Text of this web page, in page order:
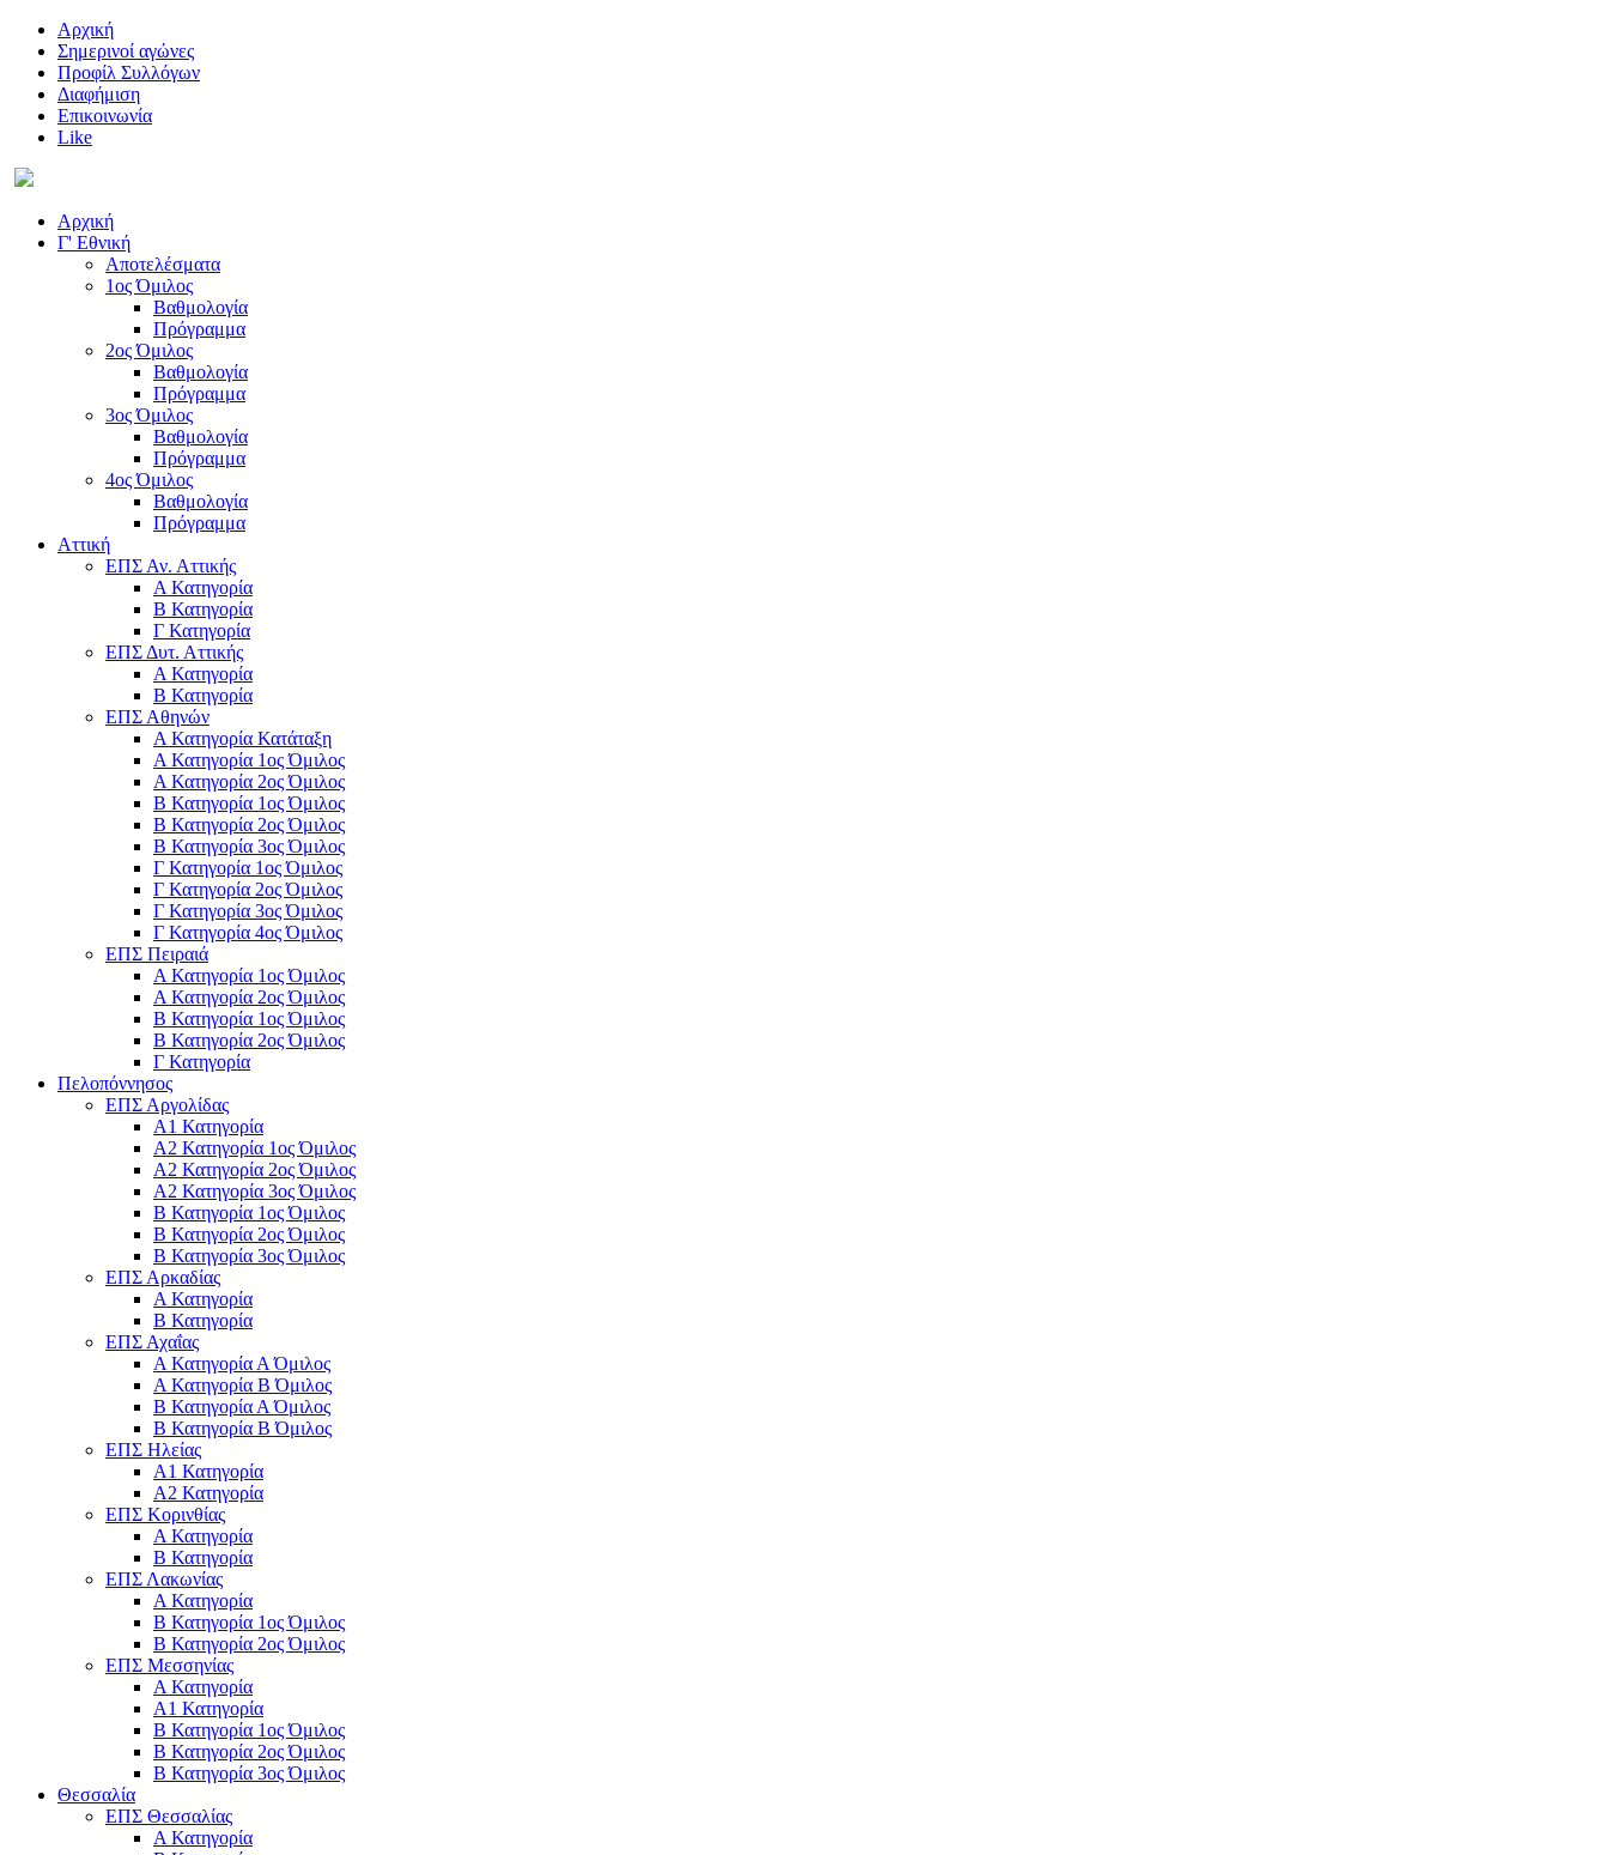
Αρχική
Σημερινοί αγώνες
Προφίλ Συλλόγων
Διαφήμιση
Επικοινωνία
Like
Αρχική
Γ' Εθνική
Αποτελέσματα
1ος Όμιλος
Βαθμολογία
Πρόγραμμα
2ος Όμιλος
Βαθμολογία
Πρόγραμμα
3ος Όμιλος
Βαθμολογία
Πρόγραμμα
4ος Όμιλος
Βαθμολογία
Πρόγραμμα
Αττική
ΕΠΣ Αν. Αττικής
Α Κατηγορία
Β Κατηγορία
Γ Κατηγορία
ΕΠΣ Δυτ. Αττικής
Α Κατηγορία
Β Κατηγορία
ΕΠΣ Αθηνών
Α Κατηγορία Κατάταξη
Α Κατηγορία 1ος Όμιλος
Α Κατηγορία 2ος Όμιλος
Β Κατηγορία 1ος Όμιλος
Β Κατηγορία 2ος Όμιλος
Β Κατηγορία 3ος Όμιλος
Γ Κατηγορία 1ος Όμιλος
Γ Κατηγορία 2ος Όμιλος
Γ Κατηγορία 3ος Όμιλος
Γ Κατηγορία 4ος Όμιλος
ΕΠΣ Πειραιά
Α Κατηγορία 1ος Όμιλος
Α Κατηγορία 2ος Όμιλος
Β Κατηγορία 1ος Όμιλος
Β Κατηγορία 2ος Όμιλος
Γ Κατηγορία
Πελοπόννησος
ΕΠΣ Αργολίδας
Α1 Κατηγορία
Α2 Κατηγορία 1ος Όμιλος
Α2 Κατηγορία 2ος Όμιλος
Α2 Κατηγορία 3ος Όμιλος
Β Κατηγορία 1ος Όμιλος
Β Κατηγορία 2ος Όμιλος
Β Κατηγορία 3ος Όμιλος
ΕΠΣ Αρκαδίας
Α Κατηγορία
Β Κατηγορία
ΕΠΣ Αχαΐας
Α Κατηγορία Α Όμιλος
Α Κατηγορία Β Όμιλος
Β Κατηγορία Α Όμιλος
Β Κατηγορία Β Όμιλος
ΕΠΣ Ηλείας
Α1 Κατηγορία
Α2 Κατηγορία
ΕΠΣ Κορινθίας
Α Κατηγορία
Β Κατηγορία
ΕΠΣ Λακωνίας
Α Κατηγορία
Β Κατηγορία 1ος Όμιλος
Β Κατηγορία 2ος Όμιλος
ΕΠΣ Μεσσηνίας
Α Κατηγορία
Α1 Κατηγορία
Β Κατηγορία 1ος Όμιλος
Β Κατηγορία 2ος Όμιλος
Β Κατηγορία 3ος Όμιλος
Θεσσαλία
ΕΠΣ Θεσσαλίας
Α Κατηγορία